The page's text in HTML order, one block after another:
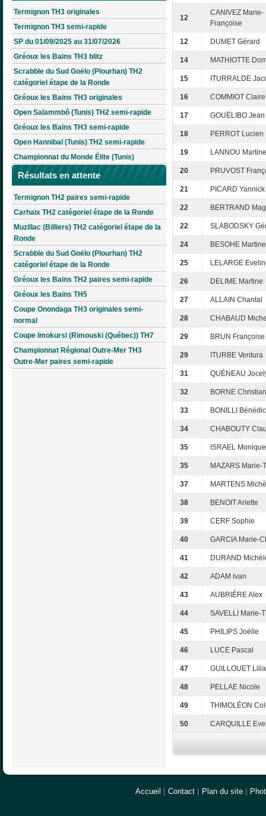
Termignon TH3 originales
Termignon TH3 semi-rapide
SP du 01/09/2025 au 31/07/2026
Gréoux les Bains TH3 blitz
Scrabble du Sud Goëlo (Plourhan) TH2
catégoriel étape de la Ronde
Gréoux les Bains TH3 originales
Open Salammbô (Tunis) TH2 semi-rapide
Gréoux les Bains TH3 semi-rapide
Open Hannibal (Tunis) TH2 semi-rapide
Championnat du Monde Élite (Tunis)
Résultats en attente
Termignon TH2 paires semi-rapide
Carhaix TH2 catégoriel étape de la Ronde
Muzillac (Billiers) TH2 catégoriel étape de la
Ronde
Scrabble du Sud Goëlo (Plourhan) TH2
catégoriel étape de la Ronde
Gréoux les Bains TH2 paires semi-rapide
Gréoux les Bains TH5
Coupe Onondaga TH3 originales semi-
normal
Coupe Imokursi (Rimouski (Québec)) TH7
Championnat Régional Outre-Mer TH3
Outre-Mer paires semi-rapide
12
CANIVEZ Marie-
Françoise
12 DUMET Gérard
14 MATHIOTTE
15 ITURRALDE
16 COMMIOT Claire
17 GOUËLIBO Jean
18 PERROT Lucien
19 LANNOU Martine
20 PRUVOST
21 PICARD Yannick
22 BERTRAND
22 SLABODSKY
24 BESOHE Martine
25 LELARGE
26 DELIME Martine
27 ALLAIN Chantal
28 CHABAUD
29 BRUN Françoise
29 ITURBE Ventura
31 QUÉNEAU
32 BORNE
33 BONILLI
34 CHABOUTY
35 ISRAEL Monique
35 MAZARS Marie-
37 MARTENS
38 BENOIT Arlette
39 CERF Sophie
40 GARCIA Marie-
41 DURAND
42 ADAM Ivan
43 AUBRIÈRE Alex
44 SAVELLI Marie-
45 PHILIPS Joëlle
46 LUCE Pascal
47 GUILLOUET
48 PELLAE Nicole
49 THIMOLÉON
50 CARQUILLE
Accueil Contact Plan du site